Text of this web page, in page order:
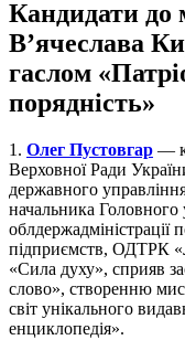
Кандидати до
В’ячеслава
гаслом
порядність»
1. Олег Пустовгар —
Верховної Ради
державного
начальника Головного
облдержадміністрації
підприємств, ОДТРК
«Сила духу», сприяв
слово», створенню
світ унікального
енциклопедія».